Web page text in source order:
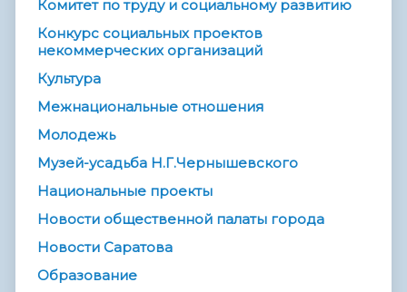
Комитет по труду и социальному развитию
Конкурс социальных проектов
некоммерческих организаций
Культура
Межнациональные отношения
Молодежь
Музей-усадьба Н.Г.Чернышевского
Национальные проекты
Новости общественной палаты города
Новости Саратова
Образование